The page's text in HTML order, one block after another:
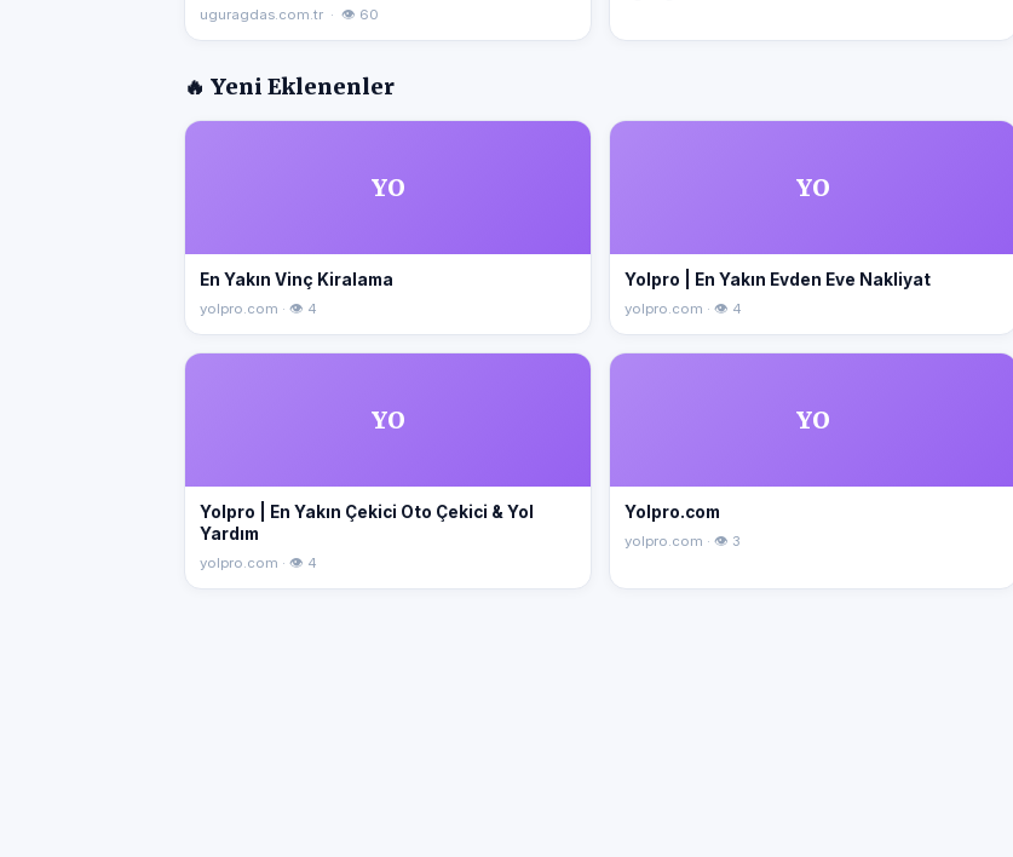
uguragdas.com.tr · 👁 60
🔥 Yeni Eklenenler
YO
En Yakın Vinç Kiralama
yolpro.com · 👁 4
YO
Yolpro | En Yakın Evden Eve Nakliyat
yolpro.com · 👁 4
YO
Yolpro | En Yakın Çekici Oto Çekici & Yol
Yardım
yolpro.com · 👁 4
YO
Yolpro.com
yolpro.com · 👁 3